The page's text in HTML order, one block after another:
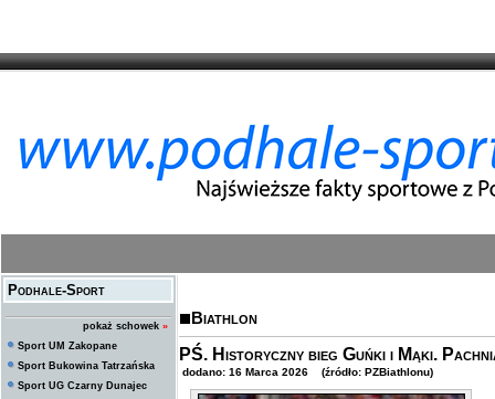
Podhale-Sport
pokaż schowek »
Sport UM Zakopane
Sport Bukowina Tatrzańska
Sport UG Czarny Dunajec
Biathlon
PŚ. Historyczny bieg Guńki i Mąki.
dodano: 16 Marca 2026 (źródło: PZBiathlonu)